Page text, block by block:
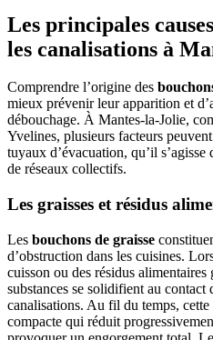
Les principales
les canalisations à
Comprendre l’origine des
mieux prévenir leur apparition et
débouchage. À Mantes-la-Jolie,
Yvelines, plusieurs facteurs
tuyaux d’évacuation, qu’il
de réseaux collectifs.
Les graisses et résidus
Les bouchons de graisse
d’obstruction dans les cuisines.
cuisson ou des résidus alimentaires
substances se solidifient au contact
canalisations. Au fil du temps,
compacte qui réduit